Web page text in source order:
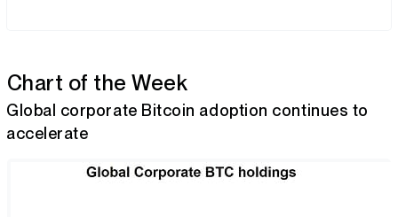
Chart of the Week
Global corporate Bitcoin adoption continues to
accelerate